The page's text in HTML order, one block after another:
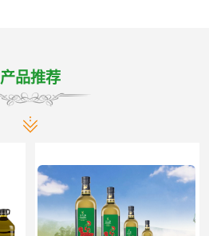
产品推荐